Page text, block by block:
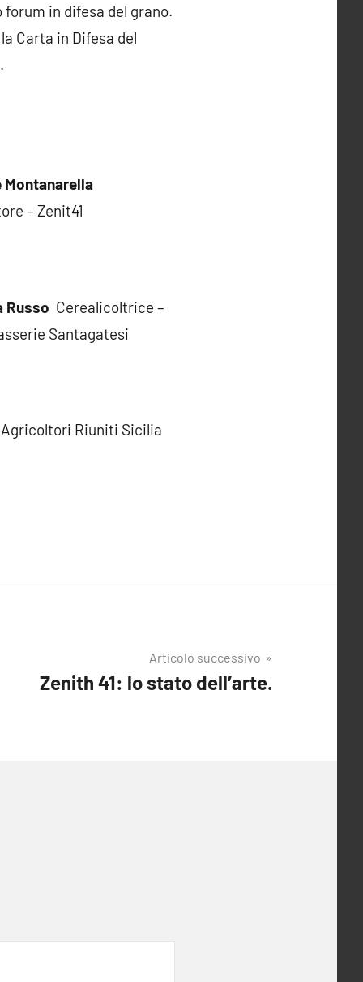
in difesa del grano.
Carta in Difesa del
Montanarella
– Zenit41
Russo Cerealicoltrice –
Santagatesi
Riuniti Sicilia
Articolo successivo
Zenith 41: lo stato dell’arte.